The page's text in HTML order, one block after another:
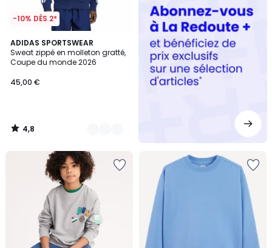
-10% DÈS 2*
ADIDAS SPORTSWEAR
Sweat zippé en molleton gratté,
Coupe du monde 2026
45,00 €
4,8
/ 5
2
Couleurs
4,8
/